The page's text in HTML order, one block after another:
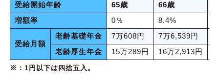
受給開始年齢 65歳 66歳
増額率
0％ 8.4%
受給月額
老齢基礎年金 7万608円 7万6,539円
老齢厚生年金
15万289円 16万2,913円
※：1円以下は四捨五入。